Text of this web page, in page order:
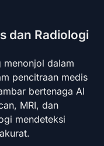
dan Radiologi
menonjol dalam
pencitraan medis
bertenaga AI
MRI, dan
mendeteksi